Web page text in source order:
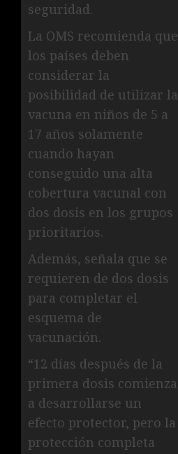
seguridad.
La OMS recomienda que
los países deben
considerar la
posibilidad de utilizar la
vacuna en niños de 5 a
17 años solamente
cuando hayan
conseguido una alta
cobertura vacunal con
dos dosis en los grupos
prioritarios.
Además, señala que se
requieren de dos dosis
para completar el
esquema de
vacunación.
“12 días después de la
primera dosis comienza
a desarrollarse un
efecto protector, pero la
protección completa